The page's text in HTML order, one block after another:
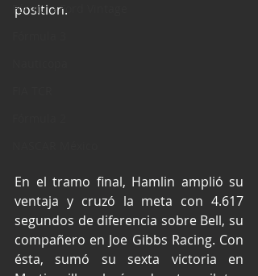
Fórmula Ford Vintage
position.
En el tramo final, Hamlin amplió su
ventaja y cruzó la meta con 4.617
segundos de diferencia sobre Bell, su
compañero en Joe Gibbs Racing. Con
ésta, sumó su sexta victoria en